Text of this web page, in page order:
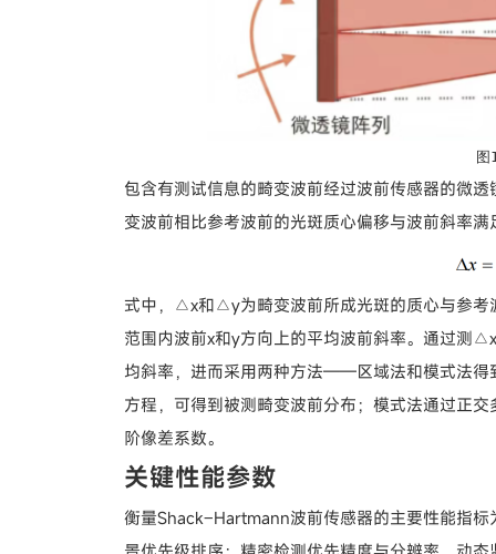
图
包含有测试信息的畸变波前经过波前传感器的微
变波前相比参考波前的光斑质心偏移与波前斜率满
式中，△x和△y为畸变波前所成光斑的质心与参考
范围内波前x和y方向上的平均波前斜率。通过测
均斜率，进而采用两种方法——区域法和模式法得
方程，可得到被测畸变波前分布；模式法通过正
阶像差系数。
关键性能参数
衡量Shack‒Hartmann波前传感器的主要性能指